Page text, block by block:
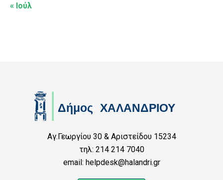
« Ιούλ
Αγ.Γεωργίου 30 & Αριστείδου 15234
τηλ: 214 214 7040
email: helpdesk@halandri.gr